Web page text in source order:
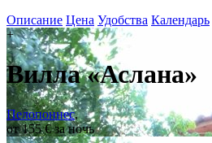
Описание Цена Удобства Календарь
+
Вилла «Аслана»
Пелопоннес,
от 155 € за ночь